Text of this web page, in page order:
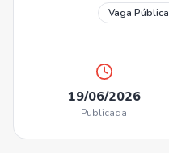
Vaga Pública
19/06/2026
Publicada